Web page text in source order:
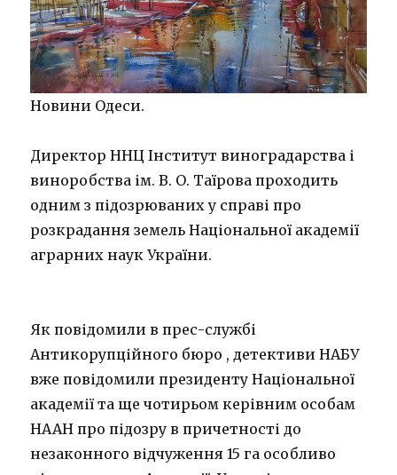
Новини Одеси.
Директор ННЦ Інститут виноградарства і
виноробства ім. В. О. Таїрова проходить
одним з підозрюваних у справі про
розкрадання земель Національної академії
аграрних наук України.
Як повідомили в прес-службі
Антикорупційного бюро , детективи НАБУ
вже повідомили президенту Національної
академії та ще чотирьом керівним особам
НААН про підозру в причетності до
незаконного відчуження 15 га особливо